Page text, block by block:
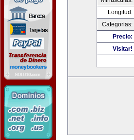
Longitud:
Categorias:
Precio:
Visitar!